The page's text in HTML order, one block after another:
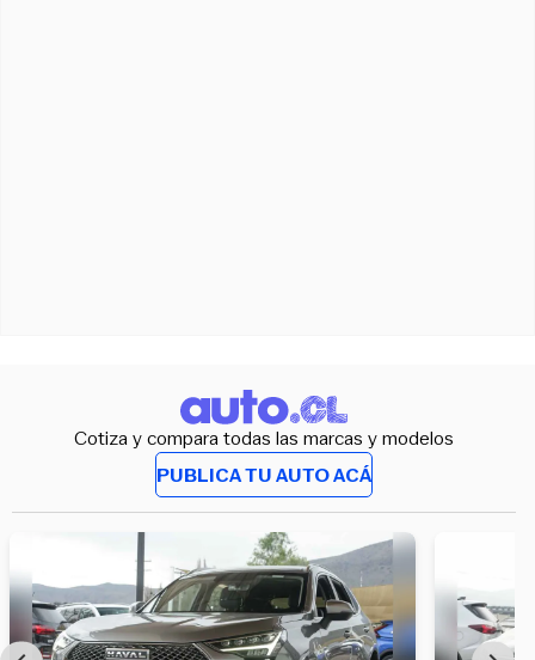
Cotiza y compara todas las marcas y modelos
PUBLICA TU AUTO ACÁ